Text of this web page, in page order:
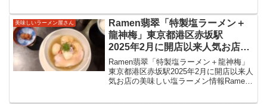
だきました。らぁめん生姜は文化。２０
１８年に...
美味しいラーメン屋さん
Ramen翡翠「特製塩ラーメン＋
龍神梅」東京都港区赤坂駅
2025年2月に開店以来人気お店の
美味しい塩ラーメン情報
Ramen翡翠「特製塩ラーメン＋龍神梅」
東京都港区赤坂駅2025年2月に開店以来人
気お店の美味しい塩ラーメン情報Ramen